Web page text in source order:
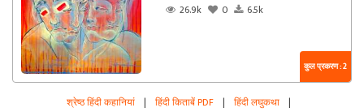
26.9k
0 6.5k
कुल प्रकरण : 2
श्रेष्ठ हिंदी कहानियां | हिंदी किताबें PDF | हिंदी लघुकथा |